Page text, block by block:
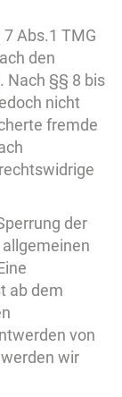
Abs.1 TMG
den
Nach §§ 8 bis
nicht
fremde
der
ab dem
von
wir